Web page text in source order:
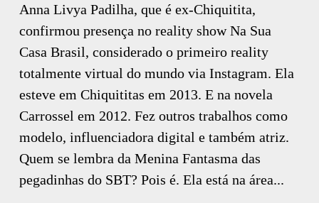
Anna Livya Padilha, que é ex-Chiquitita,
confirmou presença no reality show Na Sua
Casa Brasil, considerado o primeiro reality
totalmente virtual do mundo via Instagram. Ela
esteve em Chiquititas em 2013. E na novela
Carrossel em 2012. Fez outros trabalhos como
modelo, influenciadora digital e também atriz.
Quem se lembra da Menina Fantasma das
pegadinhas do SBT? Pois é. Ela está na área...